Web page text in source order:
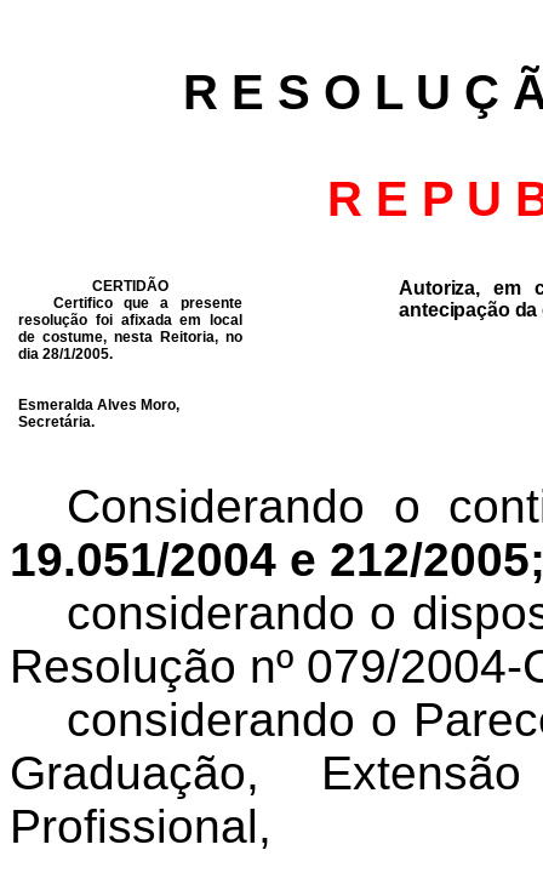
R E S O L U Ç
R E P U
CERTIDÃO
Certifico que a presente
resolução foi afixada em local
de costume, nesta Reitoria, no
dia 28/1/2005.
Esmeralda Alves Moro,
Secretária.
Autoriza, em
antecipação da
Considerando o
19.051/2004 e 212/
considerando o
Resolução nº 079/2004-
considerando o
Graduação,
Profissional,